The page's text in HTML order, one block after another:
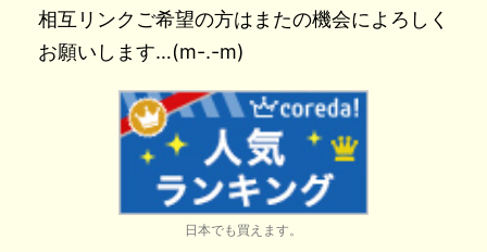
相互リンクご希望の方はまたの機会によろしく
お願いします…(m-.-m)
日本でも買えます。